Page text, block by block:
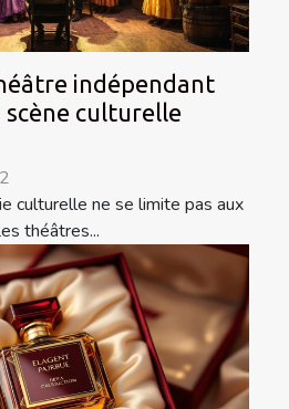
indépendant
culturelle
culturelle ne se limite pas aux
théâtres...